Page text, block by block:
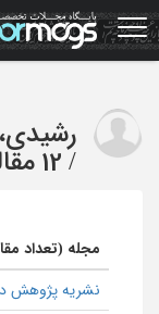
Skip
to
main
/ 12 مقاله
مجله (تعداد
نشریه پژوهش